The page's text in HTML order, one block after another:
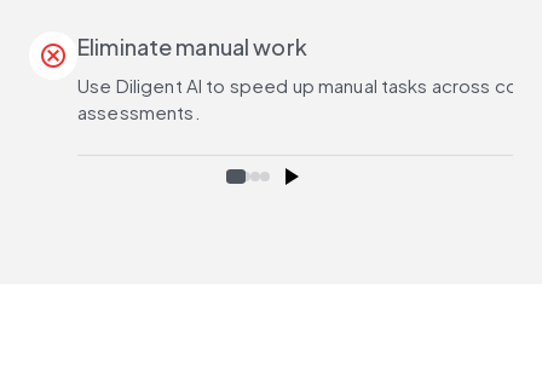
cancel Eliminate manual work
Use Diligent AI to speed up manual tasks across
assessments.